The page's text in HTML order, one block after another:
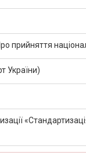
прийняття
України)